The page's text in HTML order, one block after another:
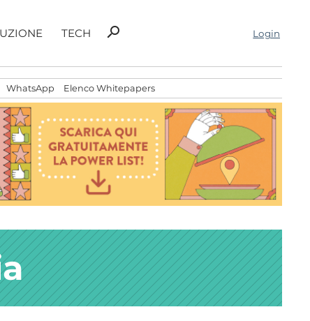
TECH
Ricerca
search Login
WhatsApp Elenco Whitepapers